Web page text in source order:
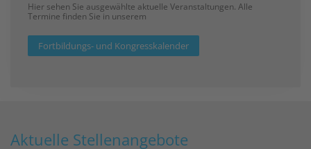
Hier sehen Sie ausgewählte aktuelle Veranstaltungen. Alle
Termine finden Sie in unserem
Fortbildungs- und Kongresskalender
Aktuelle Stellenangebote